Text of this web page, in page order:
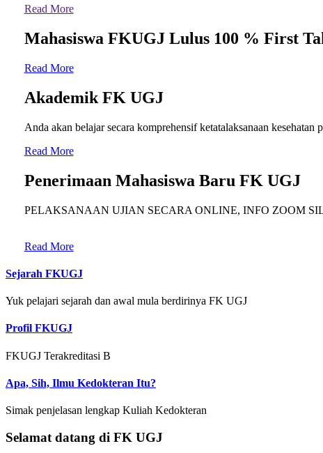
Read More
Mahasiswa FKUGJ Lulus 100 % First
Read More
Akademik FK UGJ
Anda akan belajar secara komprehensif ketatalaksanaan
Read More
Penerimaan Mahasiswa Baru FK UGJ
PELAKSANAAN UJIAN SECARA ONLINE, INFO ZOOM
Read More
Sejarah FKUGJ
Yuk pelajari sejarah dan awal mula berdirinya FK UGJ
Profil FKUGJ
FKUGJ Terakreditasi B
Apa, Sih, Ilmu Kedokteran Itu?
Simak penjelasan lengkap Kuliah Kedokteran
Selamat datang di FK UGJ